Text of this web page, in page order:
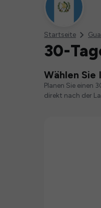
Startseite
30-
Wählen
Planen Sie einen
direkt nach der